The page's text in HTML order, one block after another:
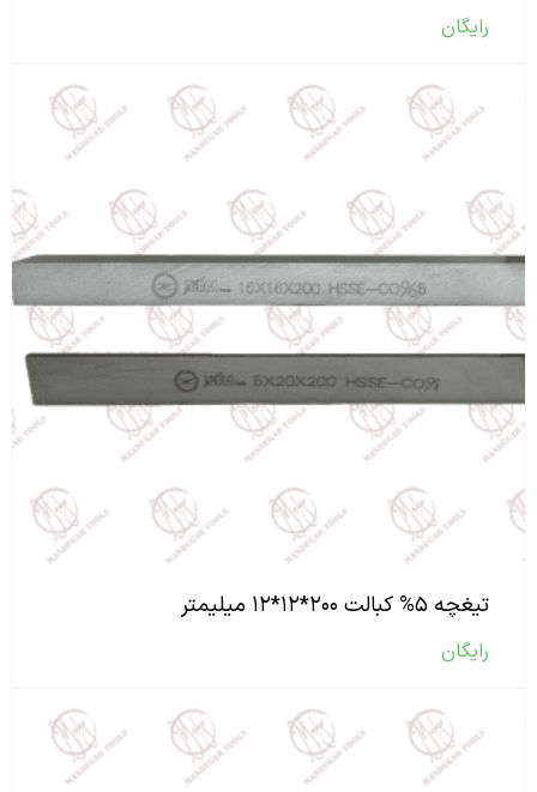
رایگان
تیغچه ۵% کبالت ۲۰۰*۱۲*۱۲ میلیمتر
رایگان